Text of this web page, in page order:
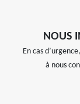
NOUS
En cas
à nous